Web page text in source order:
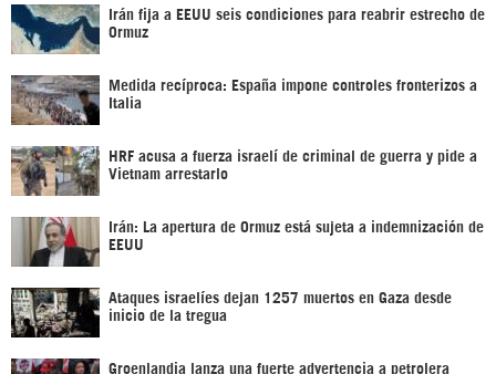
Irán fija a EEUU seis condiciones para reabrir estrecho de
Ormuz
Medida recíproca: España impone controles fronterizos a
Italia
HRF acusa a fuerza israelí de criminal de guerra y pide a
Vietnam arrestarlo
Irán: La apertura de Ormuz está sujeta a indemnización de
EEUU
Ataques israelíes dejan 1257 muertos en Gaza desde
inicio de la tregua
Groenlandia lanza una fuerte advertencia a petrolera